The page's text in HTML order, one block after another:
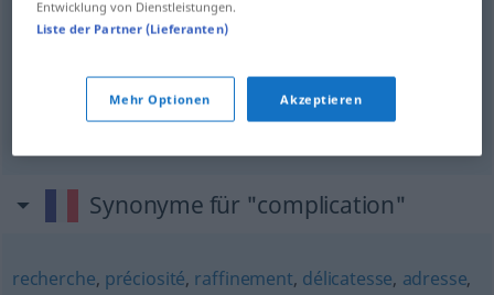
Verwicklungf complication
Kompliziertheitf complication(≈ complexité)
Synonyme für "complication"
recherche, préciosité, raffinement, délicatesse, adresse,
Entwicklung von Dienstleistungen.
Liste der Partner (Lieferanten)
Mehr Optionen Akzeptieren